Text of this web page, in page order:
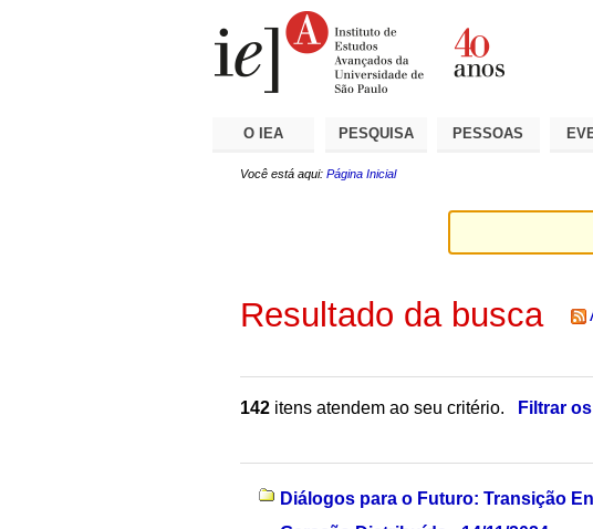
O IEA PESQUISA PESSOAS
Você está aqui: Página Inicial
Resultado da busca
142 itens atendem ao seu critério.
Filtrar
Diálogos para o Futuro: Transição